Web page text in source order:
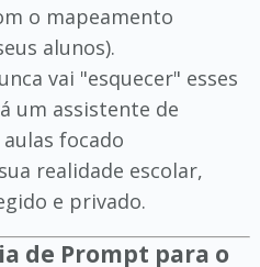
o mapeamento
alunos).
vai "esquecer" esses
um assistente de
focado
realidade escolar,
e privado.
de Prompt para o